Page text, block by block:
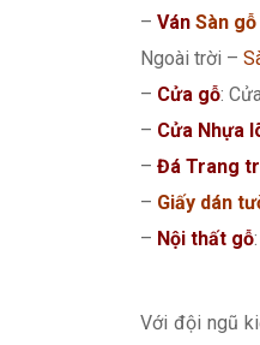
–VánSàn gỗ
Ngoài trời –
– Cửa gỗ:
– Cửa Nhựa
– Đá Trang
– Giấy dán
– Nội thất gỗ
Với đội ngũ